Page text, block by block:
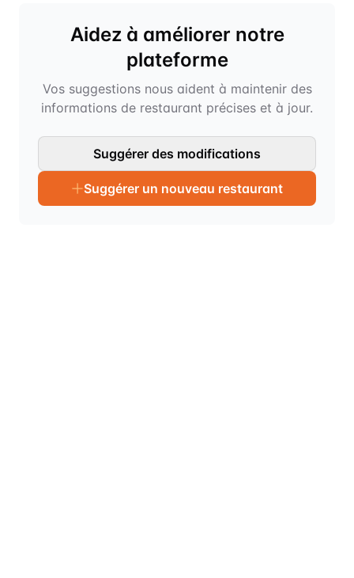
Aidez à améliorer notre
plateforme
Vos suggestions nous aident à maintenir des
informations de restaurant précises et à jour.
Suggérer des modifications
Suggérer un nouveau restaurant